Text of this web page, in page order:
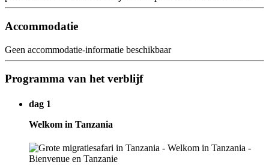
Accommodatie
Geen accommodatie-informatie beschikbaar
Programma van het verblijf
dag 1
Welkom in Tanzania